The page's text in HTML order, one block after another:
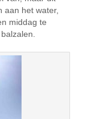
aan het water,
middag te